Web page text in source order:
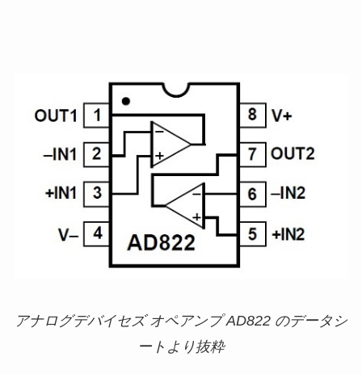
アナログデバイセズ オペアンプ AD822 のデータシ
ートより抜粋